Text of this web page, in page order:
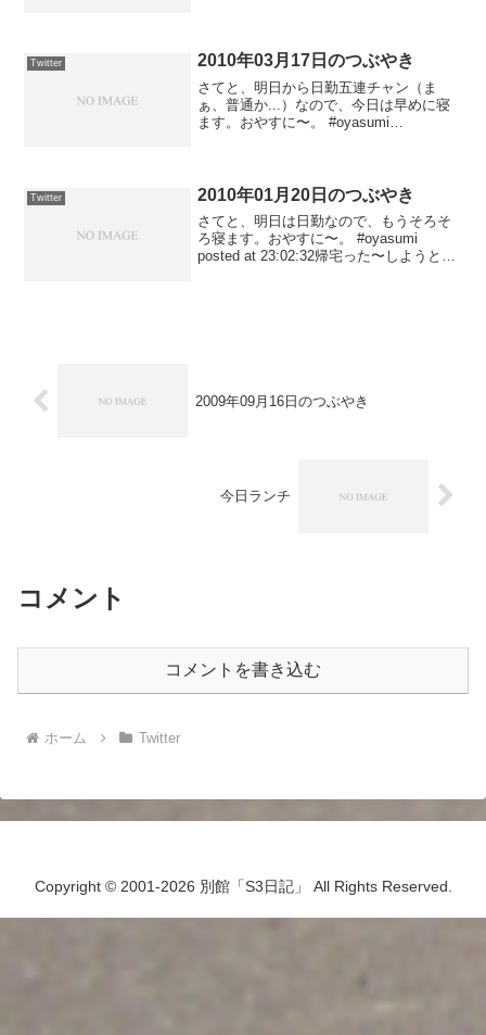
Twitter 2010年03月17日のつぶやき
さてと、明日から日勤五連チャン（ま
ぁ、普通か...）なので、今日は早めに寝
ます。おやすに〜。 #oyasumi
Twitter 2010年01月20日のつぶやき
さてと、明日は日勤なので、もうそろそ
ろ寝ます。おやすに〜。 #oyasumi
posted at 23:02:32帰宅った〜しようと思
2009年09月16日のつぶやき
今日ランチ
コメント
コメントを書き込む
ホーム Twitter
Copyright © 2001-2026 別館「S3日記」 All Rights Reserved.